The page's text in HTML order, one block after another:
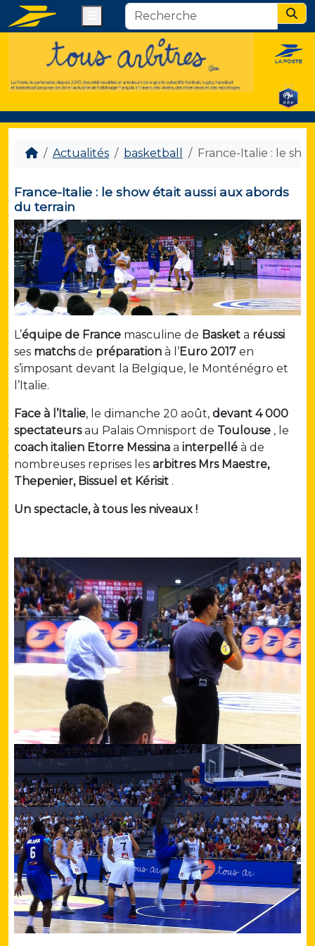
Actualités basketball France-Italie : le
France-Italie : le show était aussi aux abords
du terrain
L’équipe de France masculine de Basket a réussi
ses matchsde préparation à l’Euro 2017 en
s’imposant devant la Belgique, le Monténégro et
l’Italie.
Face à l’Italie, le dimanche 20 août, devant 4 000
spectateursau Palais Omnisport de Toulouse , le
coach italien Etorre Messina a interpellé à de
nombreuses reprises les arbitres Mrs Maestre,
Thepenier, Bissuel et Kérisit .
Un spectacle, à tous les niveaux !